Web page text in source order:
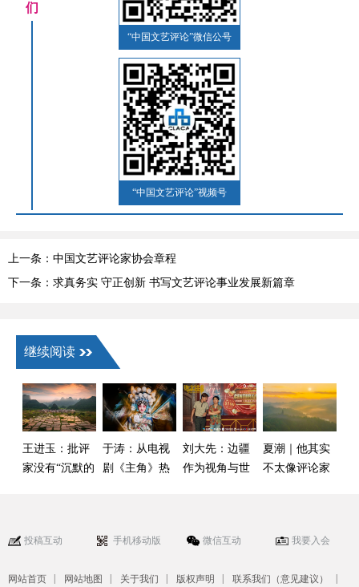
们
“中国文艺评论”微信公号
“中国文艺评论”视频号
上一条：中国文艺评论家协会章程
下一条：求真务实 守正创新 书写文艺评论事业发展新篇章
继续阅读
王进玉：批评
家没有“沉默的
于涛：从电视
剧《主角》热
刘大先：边疆
作为视角与世
夏潮｜他其实
不太像评论家
诚》
投稿互动 手机移动版 微信互动 我要入会
网站首页 网站地图 关于我们 版权声明 联系我们（意见建议）